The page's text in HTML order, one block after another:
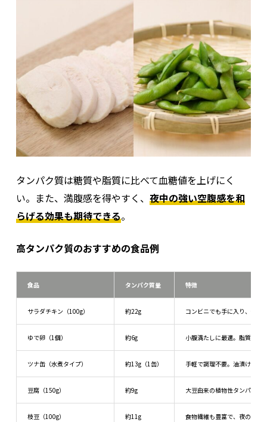
タンパク質は糖質や脂質に比べて血糖値を上げにく
い。また、満腹感を得やすく、 夜中の強い空腹感を和
らげる効果も期待できる。
高タンパク質のおすすめの食品例
食品 タンパク質量 特徴
サラダチキン（100g） 約22g コンビニでも手に入り、低脂
ゆで卵（1個） 約6g 小腹満たしに最適。脂質はや
ツナ缶（水煮タイプ） 約13g（1缶） 手軽で調理不要。油漬けタイ
豆腐（150g） 約9g 大豆由来の植物性タンパク質
枝豆（100g） 約11g 食物繊維も豊富で、夜のおつ